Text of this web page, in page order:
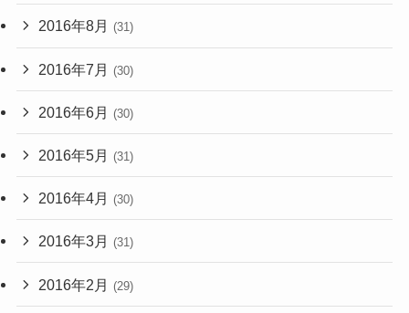
2016年8月 (31)
2016年7月 (30)
2016年6月 (30)
2016年5月 (31)
2016年4月 (30)
2016年3月 (31)
2016年2月 (29)